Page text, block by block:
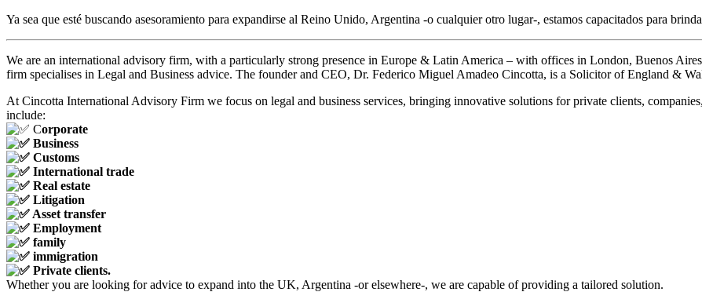
Ya sea que esté buscando asesoramiento para expandirse al Reino Unido, Argentina -o cualquier otro lugar-, estamos capacitados para
We are an international advisory firm, with a particularly strong presence in Europe & Latin America – with offices in London, Buenos
firm specialises in Legal and Business advice. The founder and CEO, Dr. Federico Miguel Amadeo Cincotta, is a Solicitor of England &
At Cincotta International Advisory Firm we focus on legal and business services, bringing innovative solutions for private clients,
include:
Corporate
Business
Customs
International trade
Real estate
Litigation
Asset transfer
Employment
family
immigration
Private clients.
Whether you are looking for advice to expand into the UK, Argentina -or elsewhere-, we are capable of providing a tailored solution.